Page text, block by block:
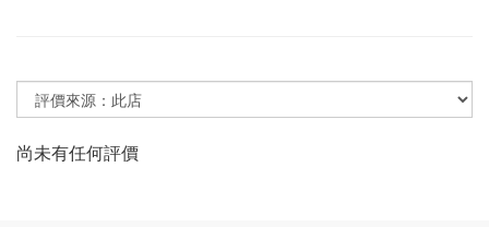
尚未有任何評價